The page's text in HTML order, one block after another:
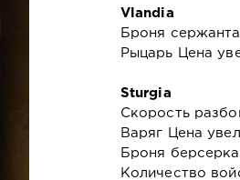
Vlandia
Броня
Рыцарь Цена
Sturgia
Скорость
Варяг Цена
Броня
Количество